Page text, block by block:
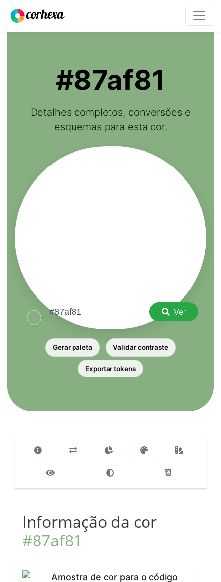
#87af81
Detalhes completos, conversões e
esquemas para esta cor.
Ver
Gerar paleta Validar contraste
Exportar tokens
Informação da cor
#87af81